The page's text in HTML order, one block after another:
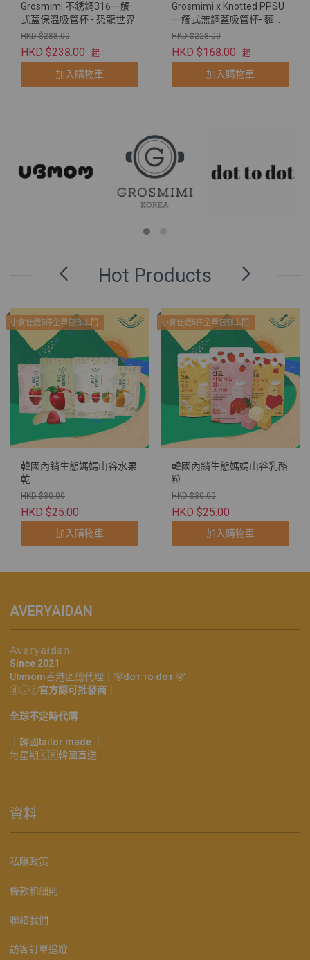
Grosmimi 不銹鋼316一觸
式蓋保溫吸管杯 - 恐龍世界
HKD $288.00
HKD $238.00 起
加入購物車
Grosmimi x Knotted PPSU
一觸式無鋼蓋吸管杯- 麵團
狗狗
HKD $228.00
HKD $168.00 起
加入購物車
Hot Products
小食任選5件全單包郵上門
韓國內銷生態媽媽山谷水果
乾
HKD $30.00
HKD $25.00
加入購物車
小食任選5件全單包郵上門
韓國內銷生態媽媽山谷乳酪
粒
HKD $30.00
HKD $25.00
加入購物車
AVERYAIDAN
𝔸𝕧𝕖𝕣𝕪𝕒𝕚𝕕𝕒𝕟
Since 2021
Ubmom香港區總代理｜🐻doт тo doт 🐻
ⓓⓣⓓ官方認可批發商
全球不定時代購
｜韓國tailor made ｜
每星期🇰🇷韓國直送
資料
私隱政策
條款和細則
聯絡我們
訪客訂單追蹤